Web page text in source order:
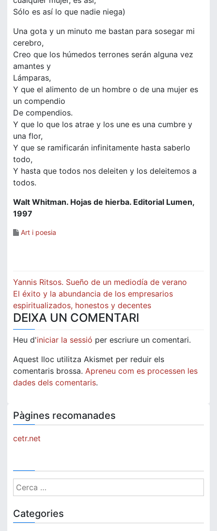
Sólo es así lo que nadie niega)
Una gota y un minuto me bastan para sosegar mi
cerebro,
Creo que los húmedos terrones serán alguna vez
amantes y
Lámparas,
Y que el alimento de un hombre o de una mujer es
un compendio
De compendios.
Y que lo que los atrae y los une es una cumbre y
una flor,
Y que se ramificarán infinitamente hasta saberlo
todo,
Y hasta que todos nos deleiten y los deleitemos a
todos.
Walt Whitman. Hojas de hierba. Editorial Lumen,
1997
Art i poesia
Navegació
d'entrades
Yannis Ritsos. Sueño de un mediodía de verano
El éxito y la abundancia de los empresarios
espiritualizados, honestos y decentes
DEIXA UN COMENTARI
Heu d'iniciar la sessió per escriure un comentari.
Aquest lloc utilitza Akismet per reduir els
comentaris brossa. Apreneu com es processen les
dades dels comentaris.
Pàgines recomanades
cetr.net
Cerca:
Categories